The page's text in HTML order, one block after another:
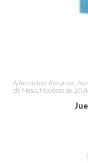
Administrar Recursos,
de Mesa, Mayores de 10